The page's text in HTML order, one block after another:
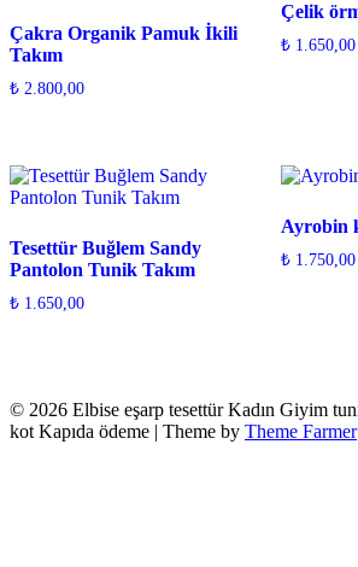
Çakra Organik Pamuk İkili
Takım
₺ 2.800,00
Çelik
₺1.650,00
Tesettür Buğlem Sandy
Pantolon Tunik Takım
₺ 1.650,00
Ayrobin
₺1.750,00
© 2026 Elbise eşarp tesettür Kadın Giyim
kot Kapıda ödeme | Theme by Theme Farmer